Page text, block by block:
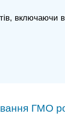
включаючи
ГМО